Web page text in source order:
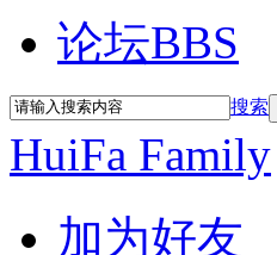
论坛BBS
搜索
HuiFa Family
加为好友